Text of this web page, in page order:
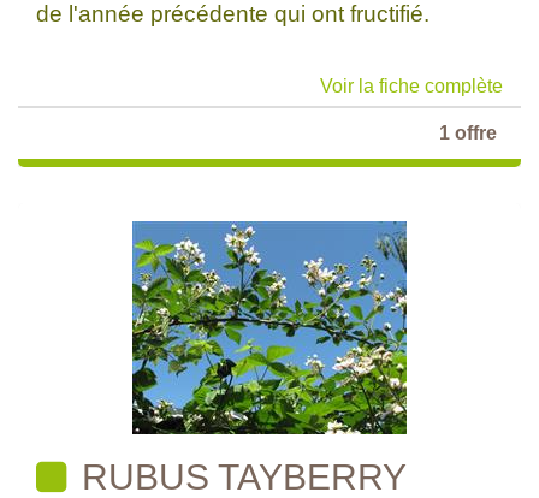
de l'année précédente qui ont fructifié.
Voir la fiche complète
1 offre
RUBUS TAYBERRY